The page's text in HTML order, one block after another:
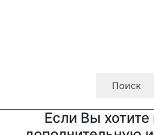
Если Вы хотите